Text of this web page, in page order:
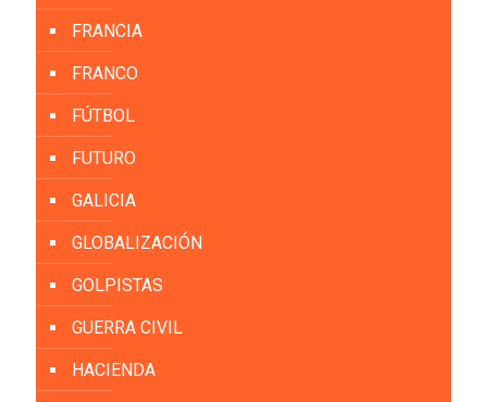
FRANCIA
FRANCO
FÚTBOL
FUTURO
GALICIA
GLOBALIZACIÓN
GOLPISTAS
GUERRA CIVIL
HACIENDA